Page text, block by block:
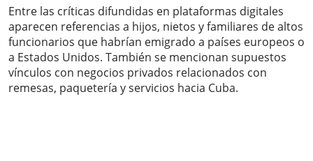
Entre las críticas difundidas en plataformas digitales
aparecen referencias a hijos, nietos y familiares de altos
funcionarios que habrían emigrado a países europeos o
a Estados Unidos. También se mencionan supuestos
vínculos con negocios privados relacionados con
remesas, paquetería y servicios hacia Cuba.